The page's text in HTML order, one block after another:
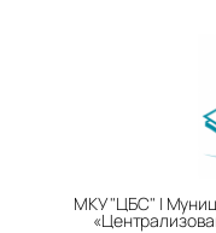
МКУ "ЦБС" |